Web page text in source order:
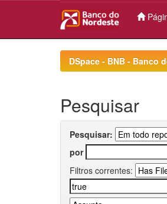
DSpace - BNB - Banco
Pesquisar
Pesquisar:
por
Filtros correntes: